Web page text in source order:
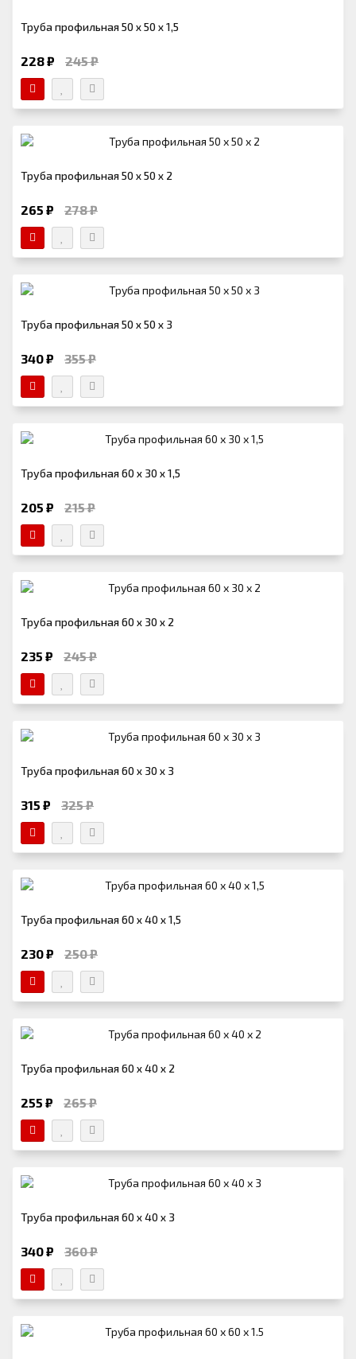
Труба профильная 50 х 50 х 1,5
228 ₽ 245 ₽
Труба профильная 50 х 50 х 2
265 ₽ 278 ₽
Труба профильная 50 х 50 х 3
340 ₽ 355 ₽
Труба профильная 60 х 30 х 1,5
205 ₽ 215 ₽
Труба профильная 60 х 30 х 2
235 ₽ 245 ₽
Труба профильная 60 х 30 х 3
315 ₽ 325 ₽
Труба профильная 60 х 40 х 1,5
230 ₽ 250 ₽
Труба профильная 60 х 40 х 2
255 ₽ 265 ₽
Труба профильная 60 х 40 х 3
340 ₽ 360 ₽